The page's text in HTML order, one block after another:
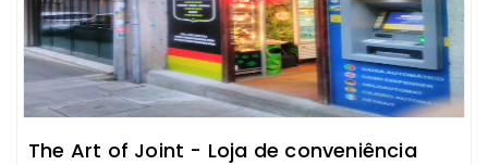
The Art of Joint - Loja de conveniência